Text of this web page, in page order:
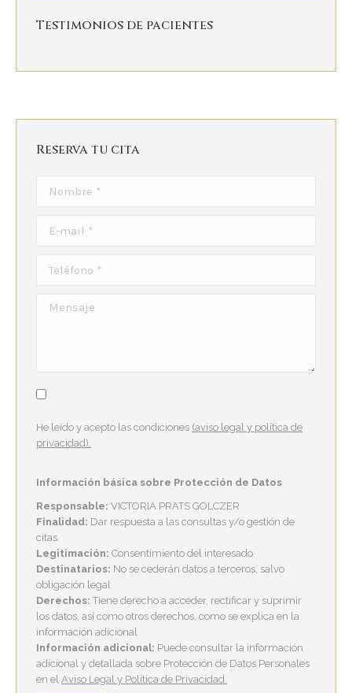
Testimonios de pacientes
Reserva tu cita
He leído y acepto las condiciones (aviso legal y política de
privacidad).
Información básica sobre Protección de Datos
Responsable: VICTORIA PRATS GOLCZER
Finalidad: Dar respuesta a las consultas y/o gestión de
citas.
Legitimación: Consentimiento del interesado
Destinatarios: No se cederán datos a terceros, salvo
obligación legal
Derechos: Tiene derecho a acceder, rectificar y suprimir
los datos, así como otros derechos, como se explica en la
información adicional
Información adicional: Puede consultar la información
adicional y detallada sobre Protección de Datos Personales
en el Aviso Legal y Política de Privacidad.